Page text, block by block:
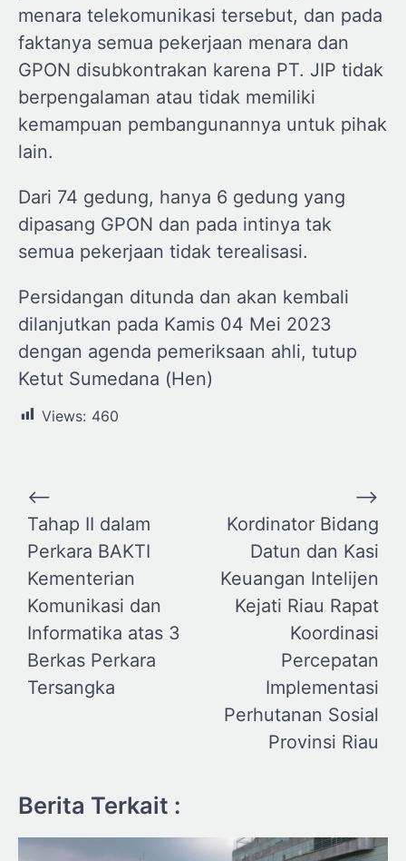
menara telekomunikasi tersebut, dan pada
faktanya semua pekerjaan menara dan
GPON disubkontrakan karena PT. JIP tidak
berpengalaman atau tidak memiliki
kemampuan pembangunannya untuk pihak
lain.
Dari 74 gedung, hanya 6 gedung yang
dipasang GPON dan pada intinya tak
semua pekerjaan tidak terealisasi.
Persidangan ditunda dan akan kembali
dilanjutkan pada Kamis 04 Mei 2023
dengan agenda pemeriksaan ahli, tutup
Ketut Sumedana (Hen)
Views: 460
Navigasi
pos
⟵
Tahap II dalam
Perkara BAKTI
Kementerian
Komunikasi dan
Informatika atas 3
Berkas Perkara
Tersangka
Kordinator Bidang
Datun dan Kasi
Keuangan Intelijen
Kejati Riau Rapat
Koordinasi
Percepatan
Implementasi
Perhutanan Sosial
Provinsi Riau
⟶
Berita Terkait :